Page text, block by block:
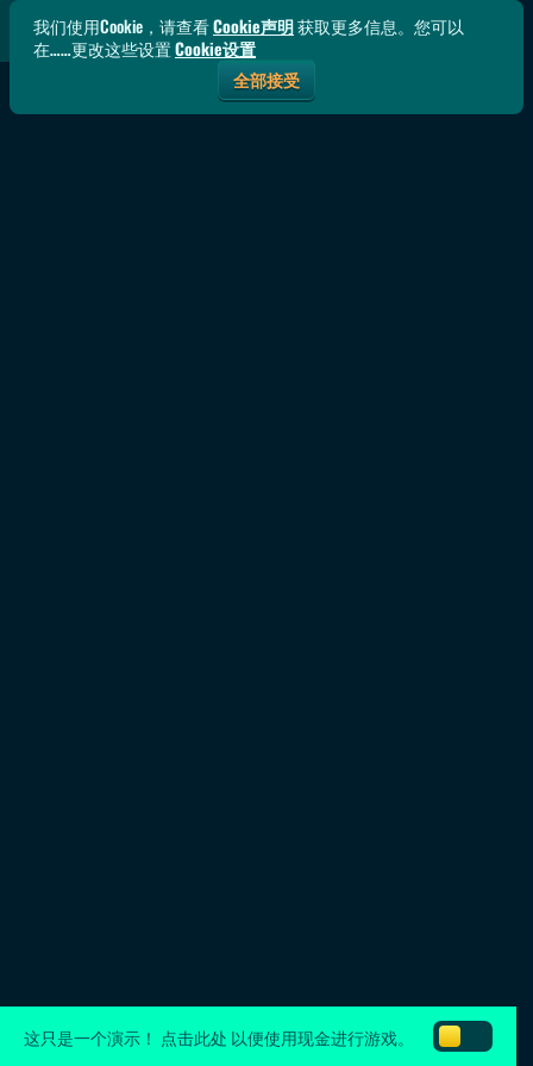
这只是一个演示！ 点击此处 以便使用现金进行游戏。
我们使用Cookie，请查看Cookie声明获取更多信息。您可以
在……更改这些设置Cookie设置
全部接受